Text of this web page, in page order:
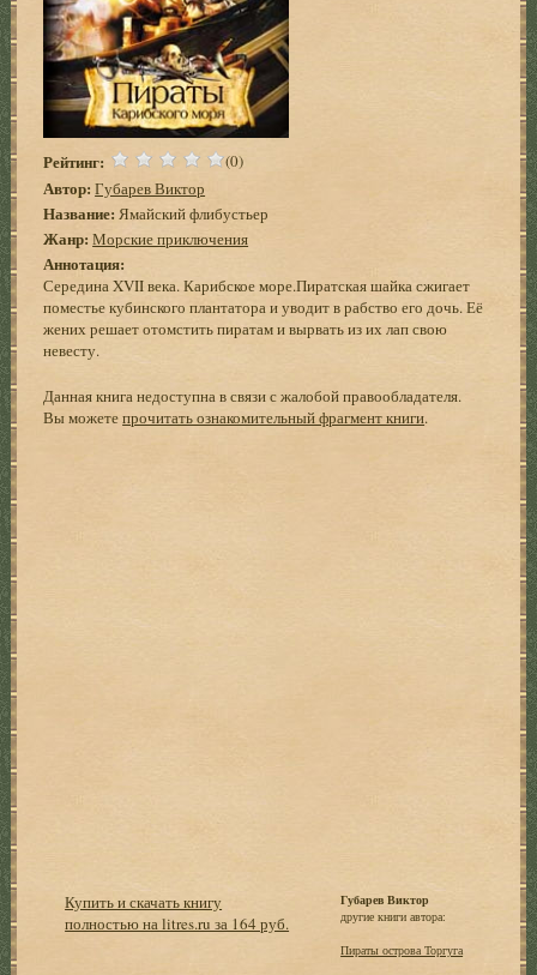
Рейтинг: (0)
Автор: Губарев Виктор
Название: Ямайский флибустьер
Жанр: Морские приключения
Аннотация:
Середина XVII века. Карибское море.Пиратская шайка сжигает
поместье кубинского плантатора и уводит в рабство его дочь. Её
жених решает отомстить пиратам и вырвать из их лап свою
невесту.
Данная книга недоступна в связи с жалобой правообладателя.
Вы можетепрочитать ознакомительный фрагмент книги.
Купить и скачать книгу
полностью на litres.ru за 164 руб.
Губарев Виктор
другие книги автора:
Пираты острова Торгуга